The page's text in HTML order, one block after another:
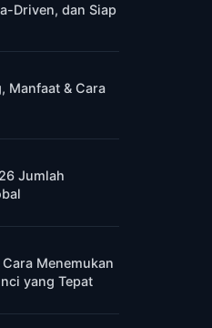
Driven, dan Siap
Manfaat & Cara
Jumlah
Menemukan
yang Tepat